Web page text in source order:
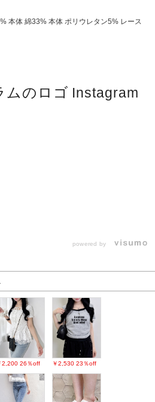
本体 綿33% 本体 ポリウレタン5% レース
Instagram
powered by
2,200 26％off ￥2,530 23％off